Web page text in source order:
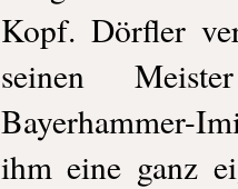
Kopf. Dörfler
seinen
Bayerhammer-
ihm eine ganz